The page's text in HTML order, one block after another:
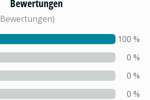
Bewertungen
Bewertungen)
100 %
0 %
0 %
0 %